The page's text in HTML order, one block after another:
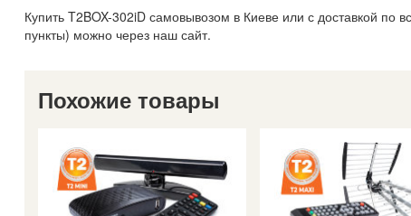
Купить T2BOX-302iD самовывозом в Киеве или с доставкой
пункты) можно через наш сайт.
Похожие товары